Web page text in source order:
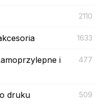
2110
1633
i
477
druku
509